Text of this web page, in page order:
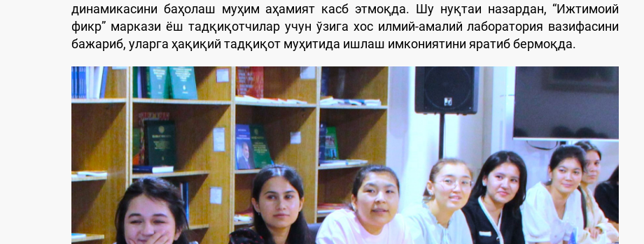
динамикасини баҳолаш муҳим аҳамият касб этмоқда. Шу нуқтаи назардан, “Ижтимоий
фикр” маркази ёш тадқиқотчилар учун ўзига хос илмий-амалий лаборатория вазифасини
бажариб, уларга ҳақиқий тадқиқот муҳитида ишлаш имкониятини яратиб бермоқда.